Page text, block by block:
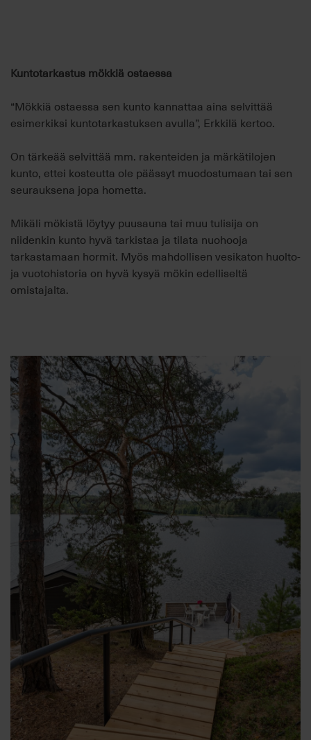
Kuntotarkastus mökkiä ostaessa
“Mökkiä ostaessa sen kunto kannattaa aina selvittää
esimerkiksi kuntotarkastuksen avulla”, Erkkilä kertoo.
On tärkeää selvittää mm. rakenteiden ja märkätilojen
kunto, ettei kosteutta ole päässyt muodostumaan tai sen
seurauksena jopa hometta.
Mikäli mökistä löytyy puusauna tai muu tulisija on
niidenkin kunto hyvä tarkistaa ja tilata nuohooja
tarkastamaan hormit. Myös mahdollisen vesikaton huolto-
ja vuotohistoria on hyvä kysyä mökin edelliseltä
omistajalta.